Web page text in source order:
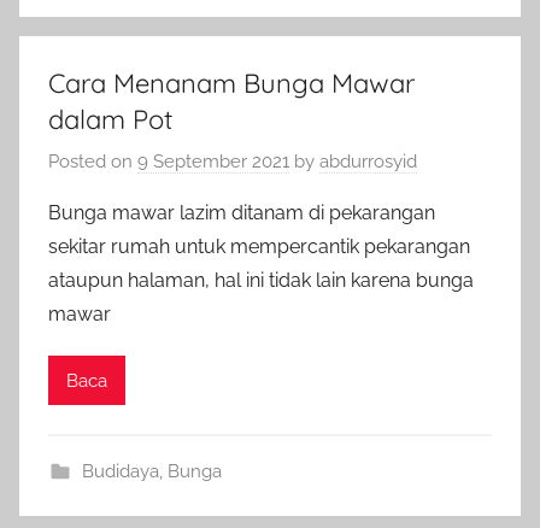
Cara Menanam Bunga Mawar
dalam Pot
Posted on 9 September 2021 by abdurrosyid
Bunga mawar lazim ditanam di pekarangan
sekitar rumah untuk mempercantik pekarangan
ataupun halaman, hal ini tidak lain karena bunga
mawar
Baca
Budidaya, Bunga